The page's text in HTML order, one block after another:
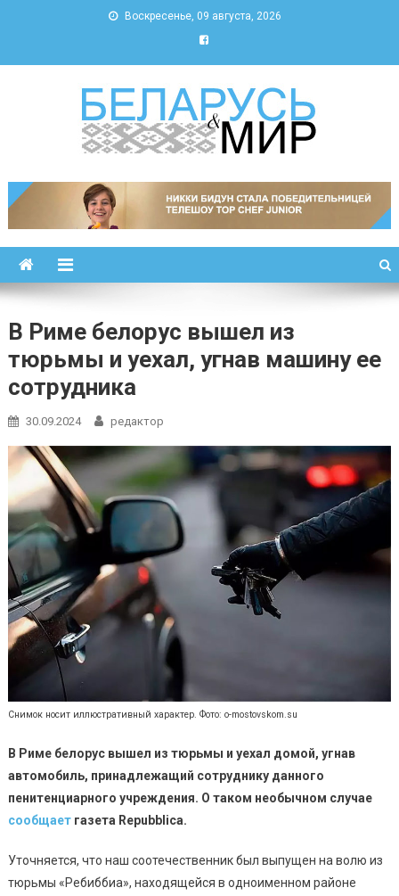
Воскресенье, 09 августа, 2026
Беларусь и мир
В Риме белорус вышел из
тюрьмы и уехал, угнав машину ее
сотрудника
30.09.2024 редактор
Снимок носит иллюстративный характер. Фото: o-mostovskom.su
В Риме белорус вышел из тюрьмы и уехал домой, угнав
автомобиль, принадлежащий сотруднику данного
пенитенциарного учреждения. О таком необычном случае
сообщаетгазета Repubbliсa.
Уточняется, что наш соотечественник был выпущен на волю из
тюрьмы «Ребиббиа», находящейся в одноименном районе